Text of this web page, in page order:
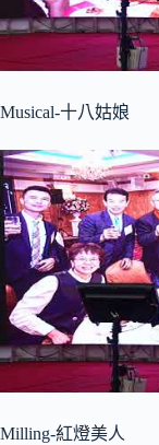
Musical-十八姑娘
Milling-紅燈美人